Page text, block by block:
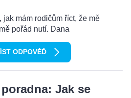
jak mám rodičům říct, že mě
pořád nutí. Dana
ODPOVĚĎ
Jak se